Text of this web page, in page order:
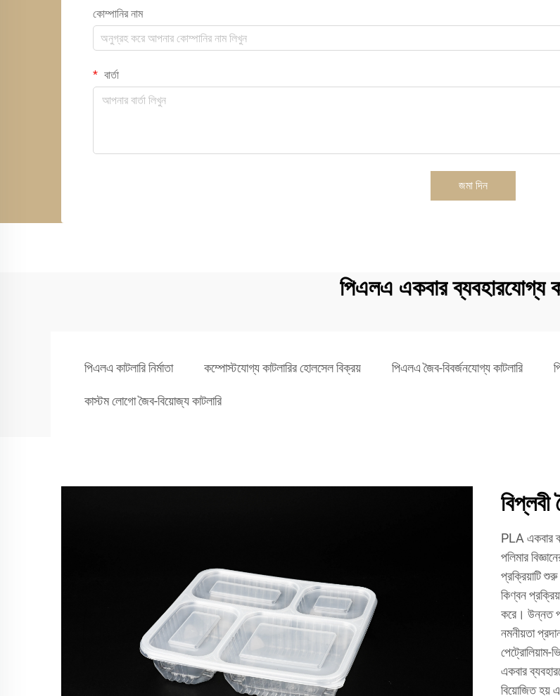
কোম্পানির নাম
বার্তা
জমা দিন
পিএলএ একবার ব্যবহারযোগ্য
পিএলএ কাটলারি নির্মাতা কম্পোস্টযোগ্য কাটলারির হোলসেল বিক্রয় পিএলএ জৈব-বিবর্জনযোগ্য কাটলারি
কাস্টম লোগো জৈব-বিয়োজ্য কাটলারি
PLA একবার
পলিমার
প্রক্রিয়াটি
কিণ্বন
করে। উন্নত
নমনীয়তা
পেট্রোলিয়াম-
একবার
বিয়োজিত হয়